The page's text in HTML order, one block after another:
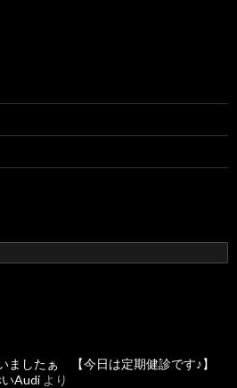
ましたぁ 【今日は定期健診です♪】
Audi より